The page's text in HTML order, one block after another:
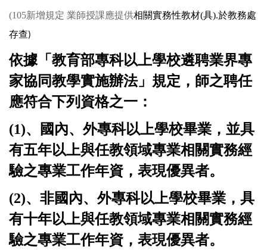
(105新增規定 業師授課應提供相關實務性教材(具).於教務處
存查)
依據「教育部專科以上學校遴聘業界專
家協同教學實施辦法」規定，師之聘任
應符合下列資格之一：
(1)、國內、外專科以上學校畢業，並具
有五年以上與任教領域專業相關實務經
驗之專業工作年資，表現優異者。
(2)、非國內、外專科以上學校畢業，具
有十年以上與任教領域專業相關實務經
驗之專業工作年資，表現優異者。